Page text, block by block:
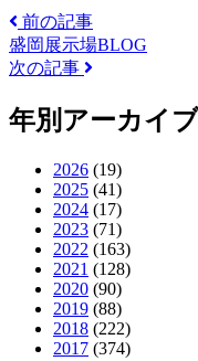
前の記事
盛岡展示場BLOG
次の記事
年別アーカイブ
2026 (19)
2025 (41)
2024 (17)
2023 (71)
2022 (163)
2021 (128)
2020 (90)
2019 (88)
2018 (222)
2017 (374)